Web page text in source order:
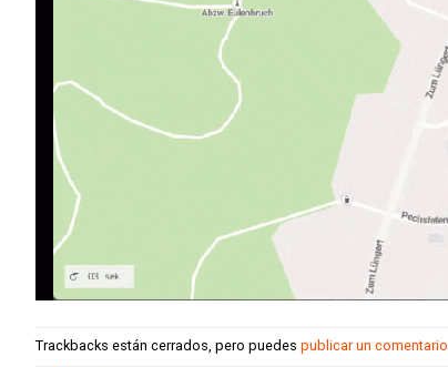
Trackbacks están cerrados, pero puedes publicar un comentario